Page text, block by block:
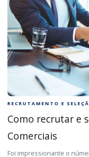
RECRUTAMENTO E
Como recrutar e
Comerciais
Foi impressionante o